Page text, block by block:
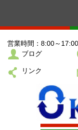
営業時間：8:00～
ブログ
リンク